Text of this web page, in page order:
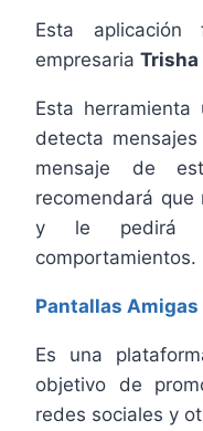
Esta
empresariaTrisha
Esta
detecta
mensaje de
recomendará
y le pedirá
comportamientos.
Pantallas Amigas
Es una
objetivo de
redes sociales y